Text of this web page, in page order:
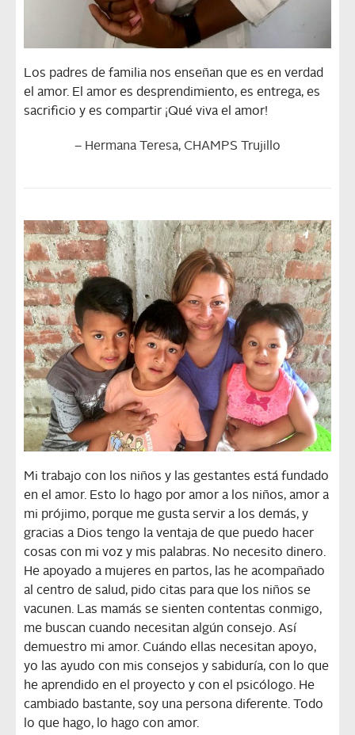
Los padres de familia nos enseñan que es en verdad
el amor. El amor es desprendimiento, es entrega, es
sacrificio y es compartir ¡Qué viva el amor!
– Hermana Teresa, CHAMPS Trujillo
Mi trabajo con los niños y las gestantes está fundado
en el amor. Esto lo hago por amor a los niños, amor a
mi prójimo, porque me gusta servir a los demás, y
gracias a Dios tengo la ventaja de que puedo hacer
cosas con mi voz y mis palabras. No necesito dinero.
He apoyado a mujeres en partos, las he acompañado
al centro de salud, pido citas para que los niños se
vacunen. Las mamás se sienten contentas conmigo,
me buscan cuando necesitan algún consejo. Así
demuestro mi amor. Cuándo ellas necesitan apoyo,
yo las ayudo con mis consejos y sabiduría, con lo que
he aprendido en el proyecto y con el psicólogo. He
cambiado bastante, soy una persona diferente. Todo
lo que hago, lo hago con amor.